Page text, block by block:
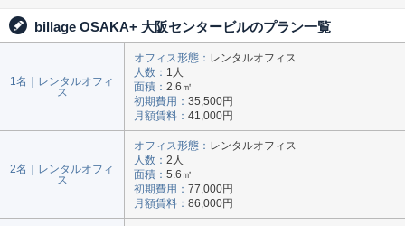
billage OSAKA+ 大阪センタービルのプラン一覧
1名｜レンタルオフィ
ス
オフィス形態： レンタルオフィス
人数： 1人
面積： 2.6㎡
初期費用： 35,500円
月額賃料： 41,000円
2名｜レンタルオフィ
ス
オフィス形態： レンタルオフィス
人数： 2人
面積： 5.6㎡
初期費用： 77,000円
月額賃料： 86,000円